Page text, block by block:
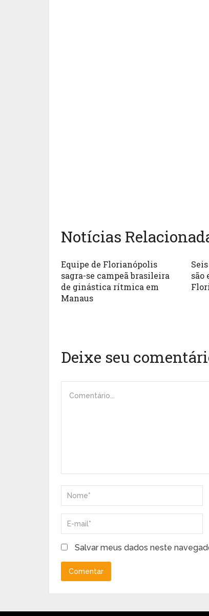
Notícias
Equipe de Florianópolis
sagra-se campeã brasileira
de ginástica rítmica em
Manaus
são
Deixe seu
Salvar meus dados neste